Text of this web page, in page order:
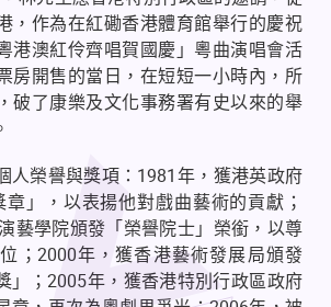
，作為在紅磡香港體育館舉行的慶祝
港澳紅伶齊唱賀國慶」粵曲演唱會活
房開售的當日，在短短一小時內，所
破了康樂及文化事務署有史以來的舉
人榮譽與獎項： 1981年，獲港英政府
章」，以表揚他對戲曲藝術的貢獻；
藝學院頒發「榮譽院士」榮銜，以尊
； 2000年，獲香港藝術發展局頒發
」；2005年，獲香港特別行政區政府